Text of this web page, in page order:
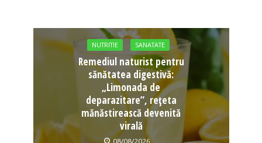
NUTRITIE SANATATE
Remediul naturist pentru
sănătatea digestivă:
„Limonada de
deparazitare”, rețeta
mănăstirească devenită
virală
08/08/2026